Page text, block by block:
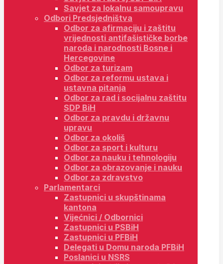
Savjet za lokalnu samoupravu
Odbori Predsjedništva
Odbor za afirmaciju i zaštitu
vrijednosti antifašističke borbe
naroda i narodnosti Bosne i
Hercegovine
Odbor za turizam
Odbor za reformu ustava i
ustavna pitanja
Odbor za rad i socijalnu zaštitu
SDP BiH
Odbor za pravdu i državnu
upravu
Odbor za okoliš
Odbor za sport i kulturu
Odbor za nauku i tehnologiju
Odbor za obrazovanje i nauku
Odbor za zdravstvo
Parlamentarci
Zastupnici u skupštinama
kantona
Vijećnici / Odbornici
Zastupnici u PSBiH
Zastupnici u PFBiH
Delegati u Domu naroda PFBiH
Poslanici u NSRS